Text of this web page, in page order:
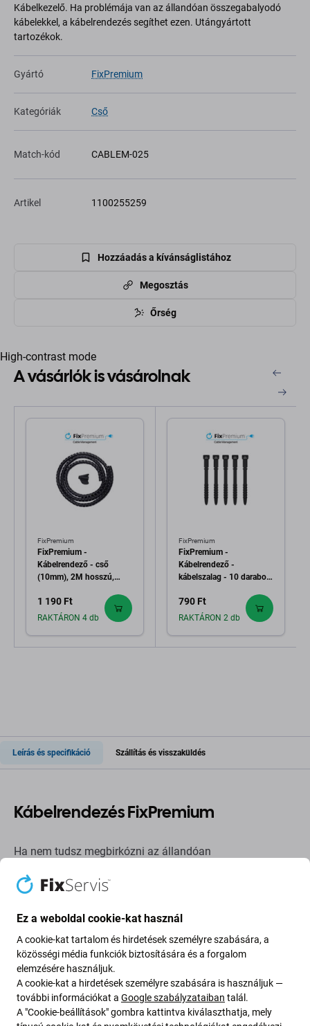
Kábelkezelő. Ha problémája van az állandóan összegabalyodó
kábelekkel, a kábelrendezés segíthet ezen. Utángyártott
tartozékok.
Gyártó FixPremium
Kategóriák Cső
Match-kód CABLEM-025
Artikel 1100255259
Hozzáadás a kívánságlistához
Megosztás
Őrség
High-contrast mode
A vásárlók is vásárolnak
FixPremium
FixPremium -
Kábelrendező - cső
(10mm), 2M hosszú,
1 190 Ft
RAKTÁRON 4 db
FixPremium
FixPremium -
Kábelrendező -
kábelszalag - 10 darabos
790 Ft
RAKTÁRON 2 db
Leírás és specifikáció Szállítás és visszaküldés
Kábelrendezés FixPremium
Ha nem tudsz megbirkózni az állandóan
tartani az asztalodat? A FixPremium készüléknek
A pótalkatrészek minősége
Minőség: Utángyártott alkatrész
alkatrészként értékesített alkatrészek gyártása ugyanazon
szabványok, specifikációk és anyagok szerint történik,
mint az eredeti alkatrészek. Ez az eredeti másolata, és az
Ez a weboldal cookie-kat használ
A cookie-kat tartalom és hirdetések személyre szabására, a
közösségi média funkciók biztosítására és a forgalom
elemzésére használjuk.
A cookie-kat a hirdetések személyre szabására is használjuk —
további információkat a Google szabályzataiban talál.
A "Cookie-beállítások" gombra kattintva kiválaszthatja, mely